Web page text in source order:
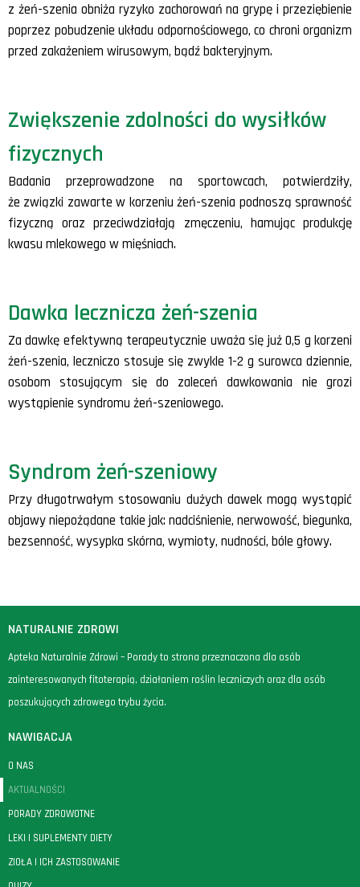
z żeń-szenia obniża ryzyko zachorowań na grypę i przeziębienie
poprzez pobudzenie układu odpornościowego, co chroni organizm
przed zakażeniem wirusowym, bądź bakteryjnym.
Zwiększenie zdolności do wysiłków
fizycznych
Badania przeprowadzone na sportowcach, potwierdziły,
że związki zawarte w korzeniu żeń-szenia podnoszą sprawność
fizyczną oraz przeciwdziałają zmęczeniu, hamując produkcję
kwasu mlekowego w mięśniach.
Dawka lecznicza żeń-szenia
Za dawkę efektywną terapeutycznie uważa się już 0,5 g korzeni
żeń-szenia, leczniczo stosuje się zwykle 1-2 g surowca dziennie,
osobom stosującym się do zaleceń dawkowania nie grozi
wystąpienie syndromu żeń-szeniowego.
Syndrom żeń-szeniowy
Przy długotrwałym stosowaniu dużych dawek mogą wystąpić
objawy niepożądane takie jak: nadciśnienie, nerwowość, biegunka,
bezsenność, wysypka skórna, wymioty, nudności, bóle głowy.
NATURALNIE ZDROWI
Apteka Naturalnie Zdrowi – Porady to strona przeznaczona dla osób
zainteresowanych fitoterapią, działaniem roślin leczniczych oraz dla osób
poszukujących zdrowego trybu życia.
NAWIGACJA
O NAS
AKTUALNOŚCI
PORADY ZDROWOTNE
LEKI I SUPLEMENTY DIETY
ZIOŁA I ICH ZASTOSOWANIE